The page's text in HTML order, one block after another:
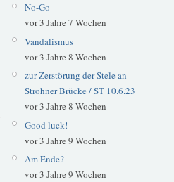
No-Go
vor 3 Jahre 7 Wochen
Vandalismus
vor 3 Jahre 8 Wochen
zur Zerstörung der Stele an
Strohner Brücke / ST 10.6.23
vor 3 Jahre 8 Wochen
Good luck!
vor 3 Jahre 9 Wochen
Am Ende?
vor 3 Jahre 9 Wochen